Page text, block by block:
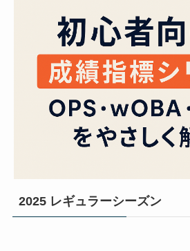
2025 レギュラーシーズン